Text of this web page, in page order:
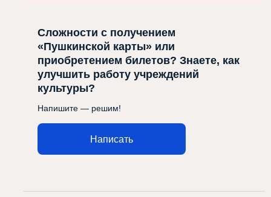
Сложности с получением
«Пушкинской карты» или
приобретением билетов? Знаете, как
улучшить работу учреждений
культуры?
Напишите — решим!
Написать